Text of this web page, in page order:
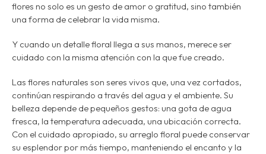
flores no solo es un gesto de amor o gratitud, sino también
una forma de celebrar la vida misma.
Y cuando un detalle floral llega a sus manos, merece ser
cuidado con la misma atención con la que fue creado.
Las flores naturales son seres vivos que, una vez cortados,
continúan respirando a través del agua y el ambiente. Su
belleza depende de pequeños gestos: una gota de agua
fresca, la temperatura adecuada, una ubicación correcta.
Con el cuidado apropiado, su arreglo floral puede conservar
su esplendor por más tiempo, manteniendo el encanto y la